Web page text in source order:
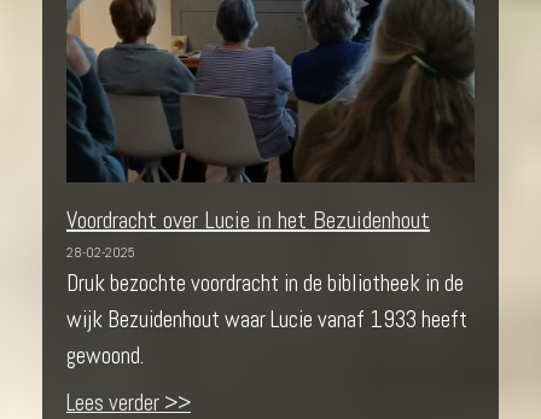
Voordracht over Lucie in het Bezuidenhout
28-02-2025
Druk bezochte voordracht in de bibliotheek in de
wijk Bezuidenhout waar Lucie vanaf 1933 heeft
gewoond.
Lees verder >>